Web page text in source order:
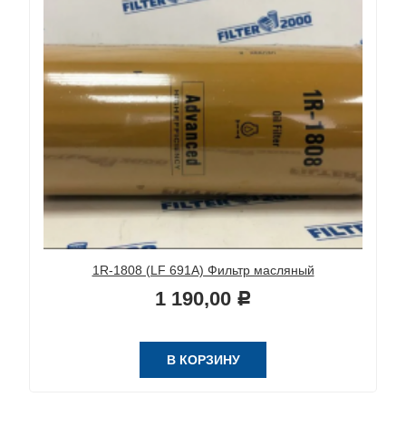
1R-1808 (LF 691A) Фильтр масляный
1 190,00 Р
В КОРЗИНУ